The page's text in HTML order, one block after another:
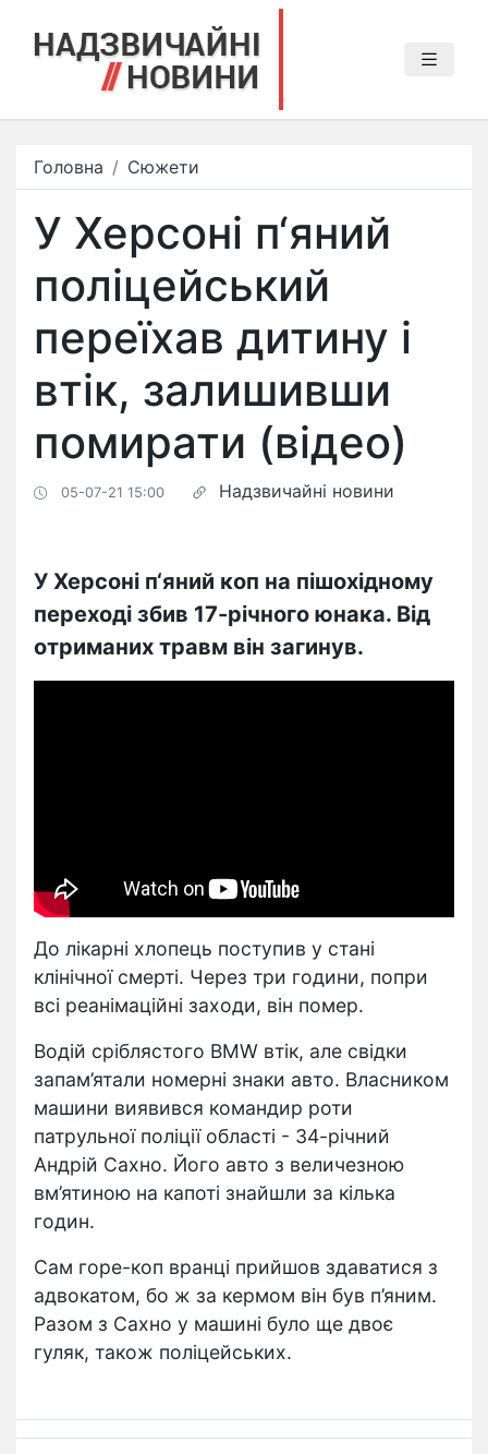
Головна Сюжети
У Херсоні п‘яний
поліцейський
переїхав дитину і
втік, залишивши
помирати (відео)
05-07-21 15:00 Надзвичайні новини
У Херсоні п‘яний коп на пішохідному
переході збив 17-річного юнака. Від
отриманих травм він загинув.
До лікарні хлопець поступив у стані
клінічної смерті. Через три години, попри
всі реанімаційні заходи, він помер.
Водій сріблястого BMW втік, але свідки
запам’ятали номерні знаки авто. Власником
машини виявився командир роти
патрульної поліції області - 34-річний
Андрій Сахно. Його авто з величезною
вм’ятиною на капоті знайшли за кілька
годин.
Сам горе-коп вранці прийшов здаватися з
адвокатом, бо ж за кермом він був п’яним.
Разом з Сахно у машині було ще двоє
гуляк, також поліцейських.